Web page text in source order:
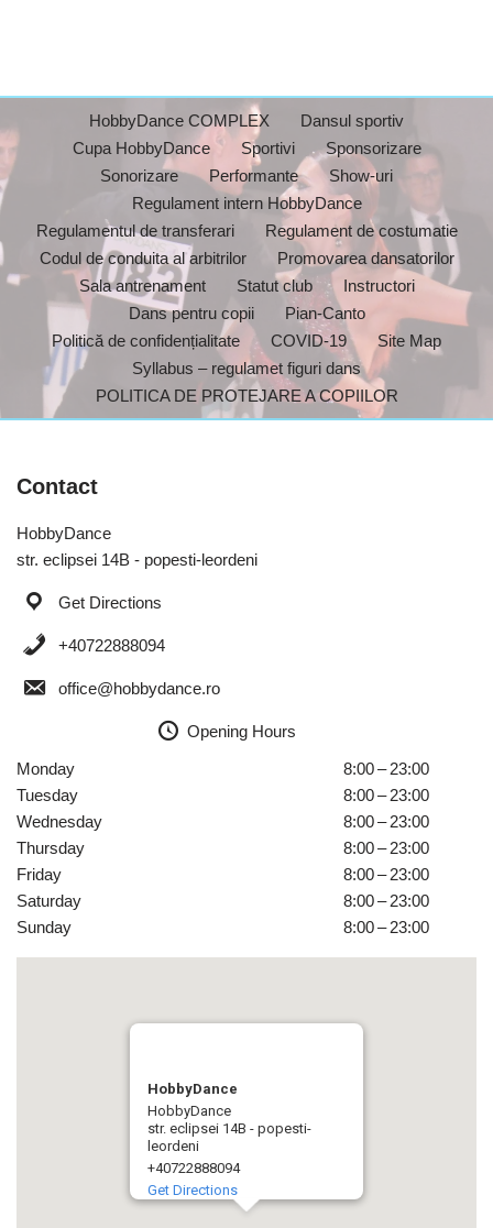
HobbyDance COMPLEX
Dansul sportiv
Cupa HobbyDance
Sportivi
Sponsorizare
Sonorizare
Performante
Show-uri
Regulament intern HobbyDance
Regulamentul de transferari
Regulament de costumatie
Codul de conduita al arbitrilor
Promovarea dansatorilor
Sala antrenament
Statut club
Instructori
Dans pentru copii
Pian-Canto
Politică de confidențialitate
COVID-19
Site Map
Syllabus – regulamet figuri dans
POLITICA DE PROTEJARE A COPIILOR
Contact
HobbyDance
str. eclipsei 14B - popesti-leordeni
Get Directions
+40722888094
office@hobbydance.ro
Opening Hours
Monday
8:00 – 23:00
Tuesday
8:00 – 23:00
Wednesday
8:00 – 23:00
Thursday
8:00 – 23:00
Friday
8:00 – 23:00
Saturday
8:00 – 23:00
Sunday
8:00 – 23:00
HobbyDance
HobbyDance
str. eclipsei 14B - popesti-
leordeni
+40722888094
Get Directions